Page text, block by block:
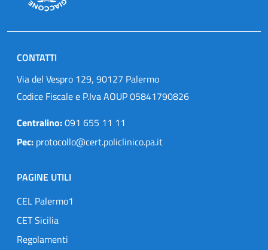
CONTATTI
Via del Vespro 129, 90127 Palermo
Codice Fiscale e P.Iva AOUP 05841790826
Centralino:091 655 11 11
Pec: protocollo@cert.policlinico.pa.it
PAGINE UTILI
CEL Palermo1
CET Sicilia
Regolamenti